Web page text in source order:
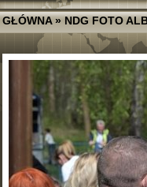
»NDG FOTO